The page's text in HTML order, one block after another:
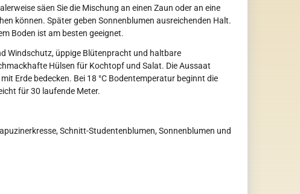
säen Sie die Mischung an einen Zaun oder an eine
können. Später geben Sonnenblumen ausreichenden Halt.
Boden ist am besten geeignet.
Windschutz, üppige Blütenpracht und haltbare
Hülsen für Kochtopf und Salat. Die Aussaat
Erde bedecken. Bei 18 °C Bodentemperatur beginnt die
für 30 laufende Meter.
Schnitt-Studentenblumen, Sonnenblumen und